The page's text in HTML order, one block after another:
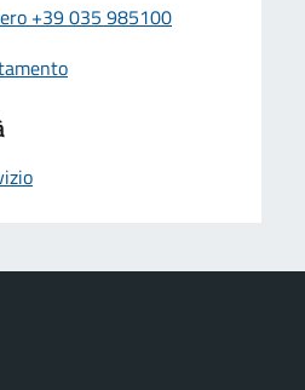
+39 035 985100